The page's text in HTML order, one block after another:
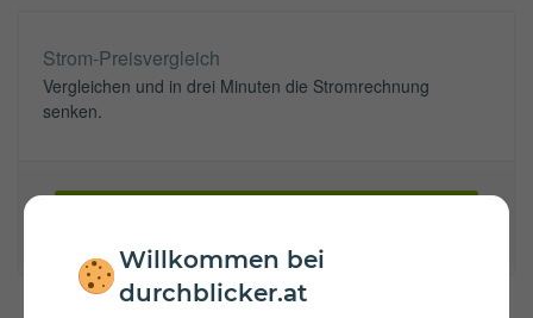
Willkommen bei
durchblicker.at
Strom-Preisvergleich
Vergleichen und in drei Minuten die Stromrechnung
senken.